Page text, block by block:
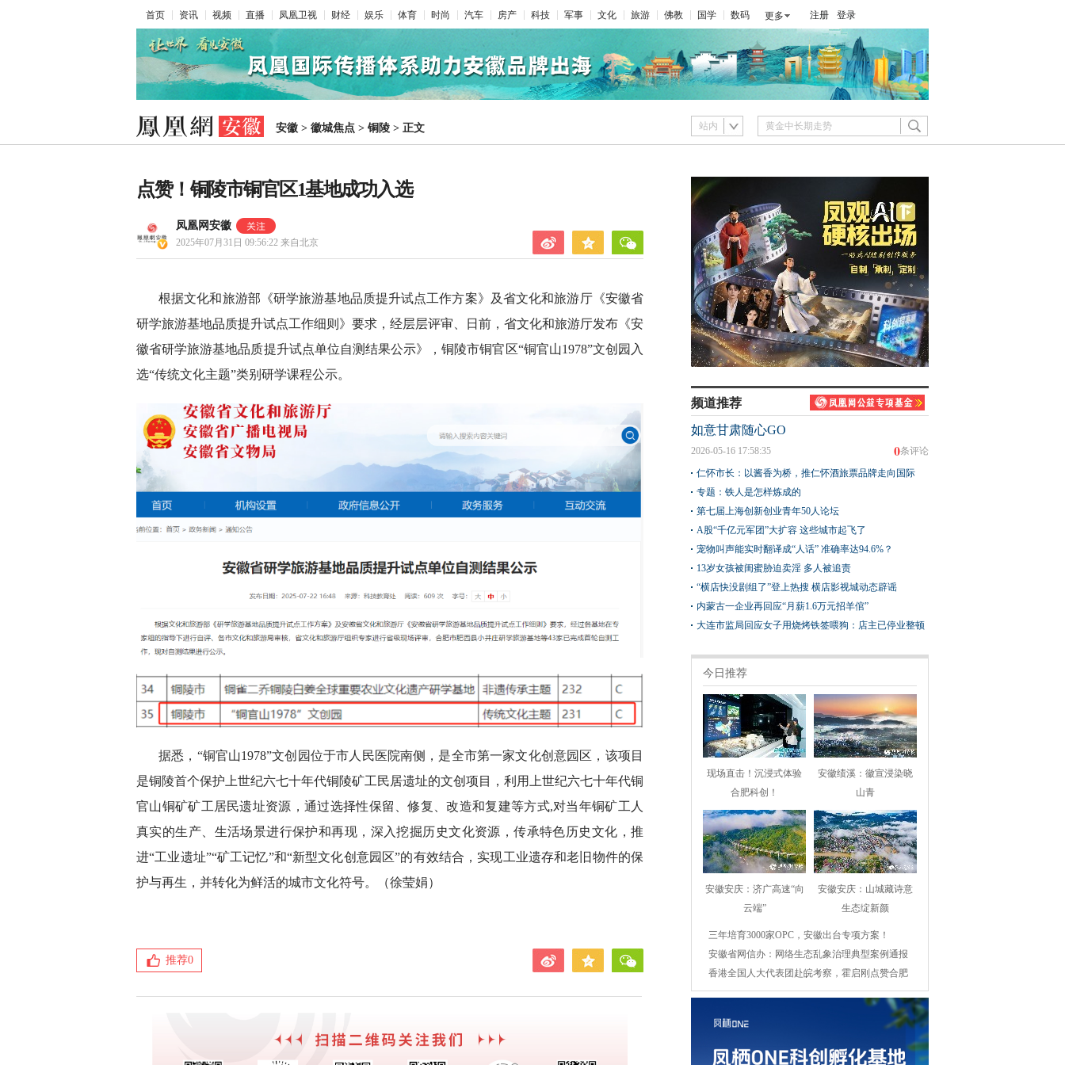
首页 资讯 视频 直播 凤凰卫视 财经 娱乐 体育 时尚 汽车 房产 科技 军事 文化 旅游 佛教 国学 数码 更多 注册 登录
安徽 > 徽城焦点 > 铜陵 > 正文 站内
点赞！铜陵市铜官区1基地成功入选
凤凰网安徽
2025年07月31日 09:56:22 来自北京
根据文化和旅游部《研学旅游基地品质提升试点工作方案》及省文化和旅游厅《安徽省
研学旅游基地品质提升试点工作细则》要求，经层层评审、日前，省文化和旅游厅发布《安
徽省研学旅游基地品质提升试点单位自测结果公示》，铜陵市铜官区“铜官山1978”文创园入
选“传统文化主题”类别研学课程公示。
据悉，“铜官山1978”文创园位于市人民医院南侧，是全市第一家文化创意园区，该项目
是铜陵首个保护上世纪六七十年代铜陵矿工民居遗址的文创项目，利用上世纪六七十年代铜
官山铜矿矿工居民遗址资源，通过选择性保留、修复、改造和复建等方式,对当年铜矿工人
真实的生产、生活场景进行保护和再现，深入挖掘历史文化资源，传承特色历史文化，推
进“工业遗址”“矿工记忆”和“新型文化创意园区”的有效结合，实现工业遗存和老旧物件的保
护与再生，并转化为鲜活的城市文化符号。（徐莹娟）
推荐0
频道推荐
如意甘肃随心GO
0条评论
2026-05-16 17:58:35
仁怀市长：以酱香为桥，推仁怀酒旅票品牌走向国际
专题：铁人是怎样炼成的
第七届上海创新创业青年50人论坛
A股“千亿元军团”大扩容 这些城市起飞了
宠物叫声能实时翻译成“人话” 准确率达94.6%？
13岁女孩被闺蜜胁迫卖淫 多人被追责
“横店快没剧组了”登上热搜 横店影视城动态辟谣
内蒙古一企业再回应“月薪1.6万元招羊倌”
大连市监局回应女子用烧烤铁签喂狗：店主已停业整顿
今日推荐
现场直击！沉浸式体验
合肥科创！
安徽绩溪：徽宣浸染晓
山青
安徽安庆：济广高速“向
云端”
安徽安庆：山城藏诗意
生态绽新颜
三年培育3000家OPC，安徽出台专项方案！
安徽省网信办：网络生态乱象治理典型案例通报
香港全国人大代表团赴皖考察，霍启刚点赞合肥